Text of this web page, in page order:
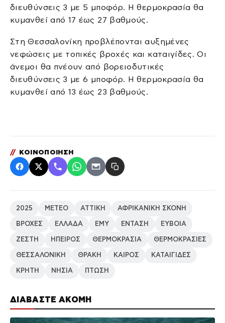
ΔΙΑΒΑΣΤΕ ΑΚΟΜΗ
διευθύνσεις 3 με 5 μποφόρ. Η θερμοκρασία θα
κυμανθεί από 17 έως 27 βαθμούς.
Στη Θεσσαλονίκη προβλέπονται αυξημένες
νεφώσεις με τοπικές βροχές και καταιγίδες. Οι
άνεμοι θα πνέουν από βορειοδυτικές
διευθύνσεις 3 με 6 μποφόρ. Η θερμοκρασία θα
κυμανθεί από 13 έως 23 βαθμούς.
// ΚΟΙΝΟΠΟΙΗΣΗ
2025 METEO ΑΤΤΙΚΗ ΑΦΡΙΚΑΝΙΚΗ ΣΚΟΝΗ
ΒΡΟΧΕΣ ΕΛΛΑΔΑ ΕΜΥ ΕΝΤΑΣΗ ΕΥΒΟΙΑ
ΖΕΣΤΗ ΗΠΕΙΡΟΣ ΘΕΡΜΟΚΡΑΣΙΑ ΘΕΡΜΟΚΡΑΣΙΕΣ
ΘΕΣΣΑΛΟΝΙΚΗ ΘΡΑΚΗ ΚΑΙΡΟΣ ΚΑΤΑΙΓΙΔΕΣ
ΚΡΗΤΗ ΝΗΣΙΑ ΠΤΩΣΗ